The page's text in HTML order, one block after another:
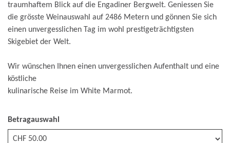
traumhaftem Blick auf die Engadiner Bergwelt. Geniessen Sie
die grösste Weinauswahl auf 2486 Metern und gönnen Sie sich
einen unvergesslichen Tag im wohl prestigeträchtigsten
Skigebiet der Welt.
Wir wünschen Ihnen einen unvergesslichen Aufenthalt und eine
köstliche
kulinarische Reise im White Marmot.
Betragauswahl